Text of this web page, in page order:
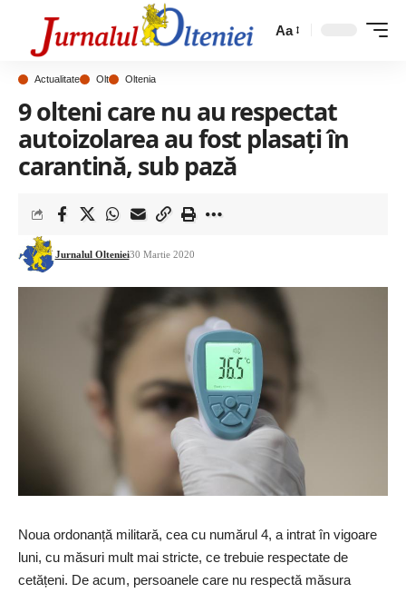
Aa
Actualitate Olt Oltenia
9 olteni care nu au respectat
autoizolarea au fost plasați în
carantină, sub pază
Jurnalul Olteniei30 Martie 2020
Noua ordonanță militară, cea cu numărul 4, a intrat în vigoare
luni, cu măsuri mult mai stricte, ce trebuie respectate de
cetățeni. De acum, persoanele care nu respectă măsura